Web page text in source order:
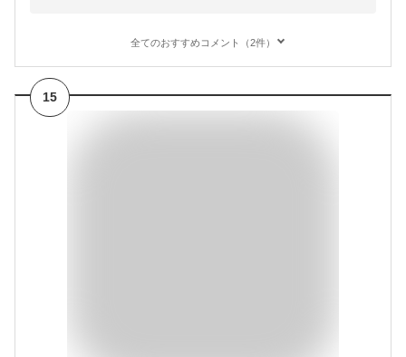
全てのおすすめコメント（2件）
15